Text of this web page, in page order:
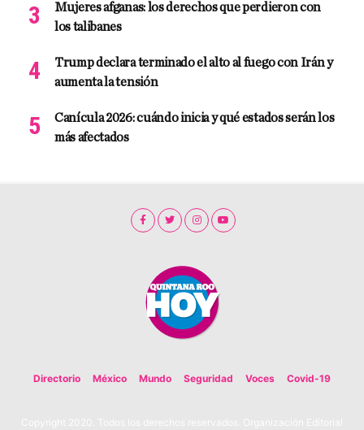
Mujeres afganas: los derechos que perdieron con
los talibanes
Trump declara terminado el alto al fuego con Irán y
aumenta la tensión
Canícula 2026: cuándo inicia y qué estados serán los
más afectados
Directorio México Mundo Seguridad Voces Covid-19